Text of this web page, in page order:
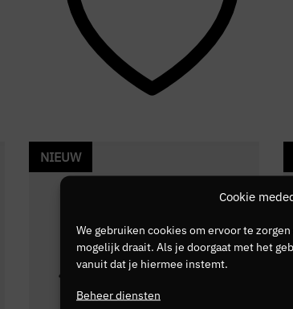
Cookie
We gebruiken cookies om ervoor te
mogelijk draait. Als je doorgaat met het
vanuit dat je hiermee instemt.
Beheer diensten
NIEUW